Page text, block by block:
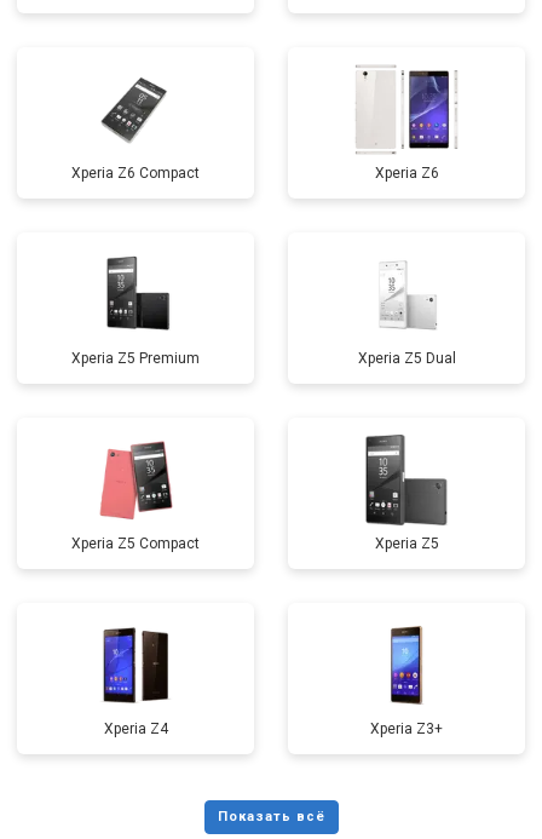
Xperia Z6 Compact Xperia Z6
Xperia Z5 Premium Xperia Z5 Dual
Xperia Z5 Compact Xperia Z5
Xperia Z4 Xperia Z3+